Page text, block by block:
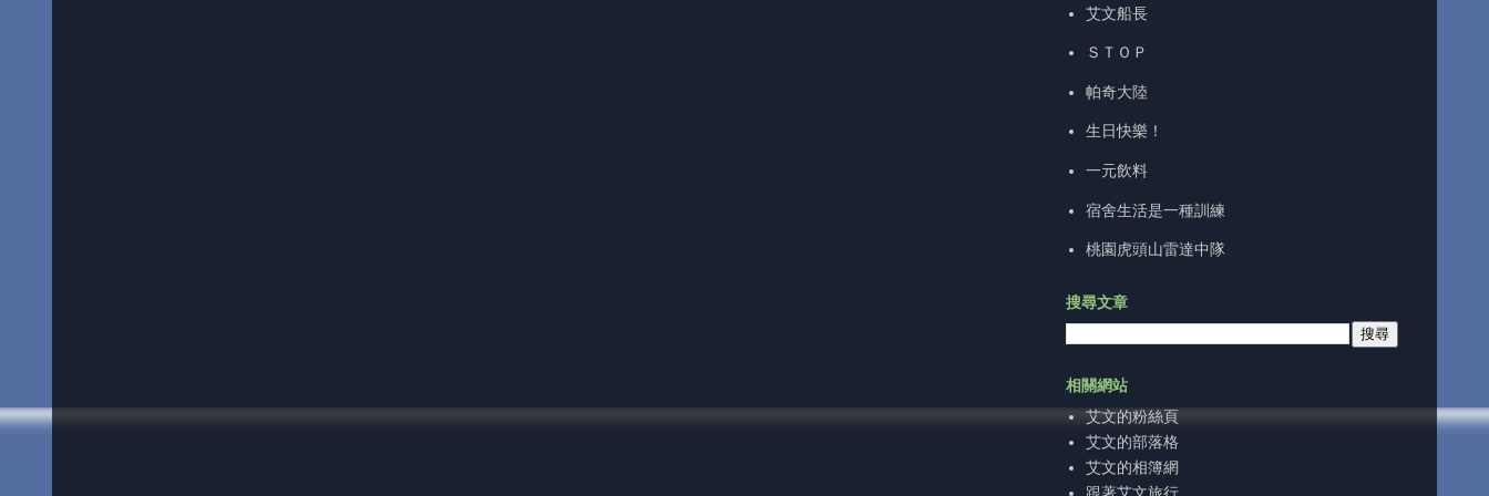
艾文船長
ＳＴＯＰ
帕奇大陸
生日快樂！
一元飲料
宿舍生活是一種訓練
桃園虎頭山雷達中隊
搜尋文章
相關網站
艾文的粉絲頁
艾文的部落格
艾文的相簿網